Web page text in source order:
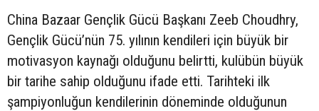
China Bazaar Gençlik Gücü Başkanı Zeeb Choudhry,
Gençlik Gücü’nün 75. yılının kendileri için büyük bir
motivasyon kaynağı olduğunu belirtti, kulübün büyük
bir tarihe sahip olduğunu ifade etti. Tarihteki ilk
şampiyonluğun kendilerinin döneminde olduğunun